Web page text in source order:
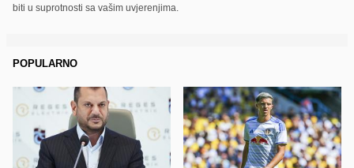
biti u suprotnosti sa vašim uvjerenjima.
POPULARNO